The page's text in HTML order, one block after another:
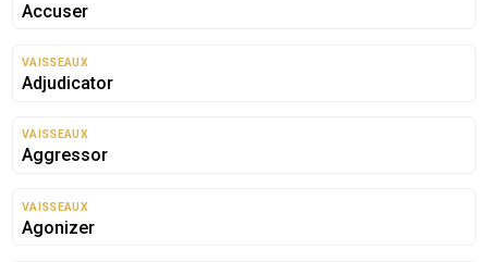
Accuser
VAISSEAUX
Adjudicator
VAISSEAUX
Aggressor
VAISSEAUX
Agonizer